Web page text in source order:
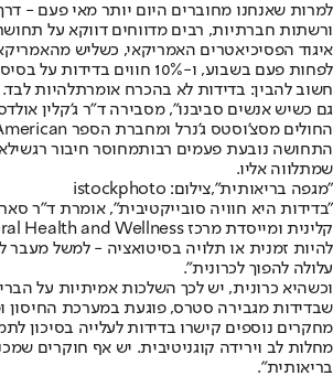
למרות שאנחנו מחוברים היום יותר מאי פעם -
ורשתות חברתיות, רבים מדווחים דווקא על
איגוד הפסיכיאטרים האמריקאי, כשליש
לפחות פעם בשבוע, ו-10% חווים בדידות על בסיס יומי.
חשוב להבין: בדידות לא בהכרח אומרתלהיות לבד
גם כשיש אנשים סביבנו", מסבירה ד"ר ג’קלין
התחושה נובעת פעמים רבותמחוסר חיבור רגשי
שמתלווה אליו.
"מגפה בריאותית",צילום: istockphoto
"בדידות היא חוויה סובייקטיבית", אומרת ד"ר סארי
להיות זמנית או תלויה בסיטואציה - למשל מעבר
עלולה להפוך לכרונית".
וכשהיא כרונית, יש לכך השלכות אמיתיות על
שבדידות מגבירה סטרס, פוגעת במערכת החיסון
מחקרים נוספים קישרו בדידות לעלייה בסיכון
מחלות לב וירידה קוגניטיבית. יש אף חוקרים
בריאותית".